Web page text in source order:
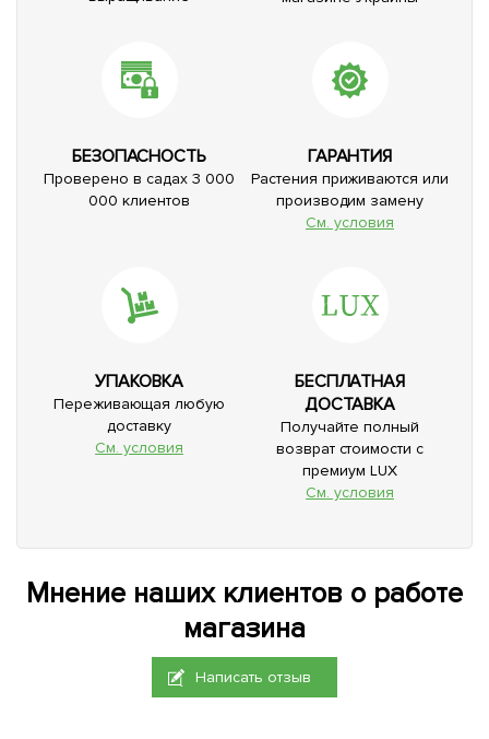
БЕЗОПАСНОСТЬ
Проверено в садах 3 000
000 клиентов
ГАРАНТИЯ
Растения приживаются или
производим замену
См. условия
УПАКОВКА
Переживающая любую
доставку
См. условия
БЕСПЛАТНАЯ
ДОСТАВКА
Получайте полный
возврат стоимости с
премиум LUX
См. условия
Мнение наших клиентов о работе
магазина
Написать отзыв